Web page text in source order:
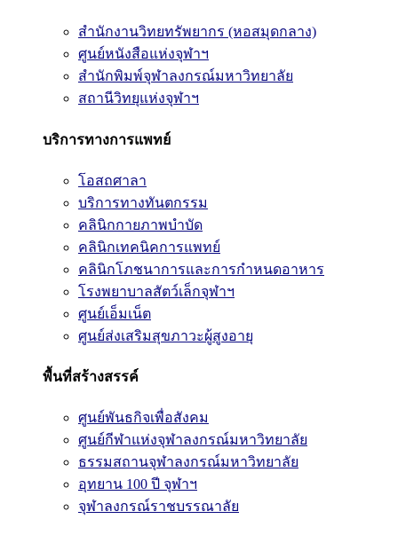
สำนักงานวิทยทรัพยากร (หอสมุดกลาง)
ศูนย์หนังสือแห่งจุฬาฯ
สำนักพิมพ์จุฬาลงกรณ์มหาวิทยาลัย
สถานีวิทยุแห่งจุฬาฯ
บริการทางการแพทย์
โอสถศาลา
บริการทางทันตกรรม
คลินิกกายภาพบำบัด
คลินิกเทคนิคการแพทย์
คลินิกโภชนาการและการกำหนดอาหาร
โรงพยาบาลสัตว์เล็กจุฬาฯ
ศูนย์เอ็มเน็ต
ศูนย์ส่งเสริมสุขภาวะผู้สูงอายุ
พื้นที่สร้างสรรค์
ศูนย์พันธกิจเพื่อสังคม
ศูนย์กีฬาแห่งจุฬาลงกรณ์มหาวิทยาลัย
ธรรมสถานจุฬาลงกรณ์มหาวิทยาลัย
อุทยาน 100 ปี จุฬาฯ
จุฬาลงกรณ์ราชบรรณาลัย